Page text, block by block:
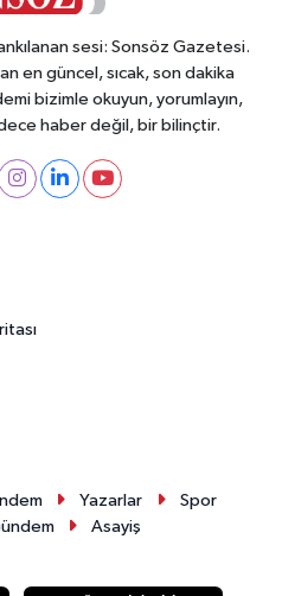
sesi: Sonsöz Gazetesi.
en güncel, sıcak, son dakika
bizimle okuyun, yorumlayın,
haber değil, bir bilinçtir.
Yazarlar
Spor
Asayiş